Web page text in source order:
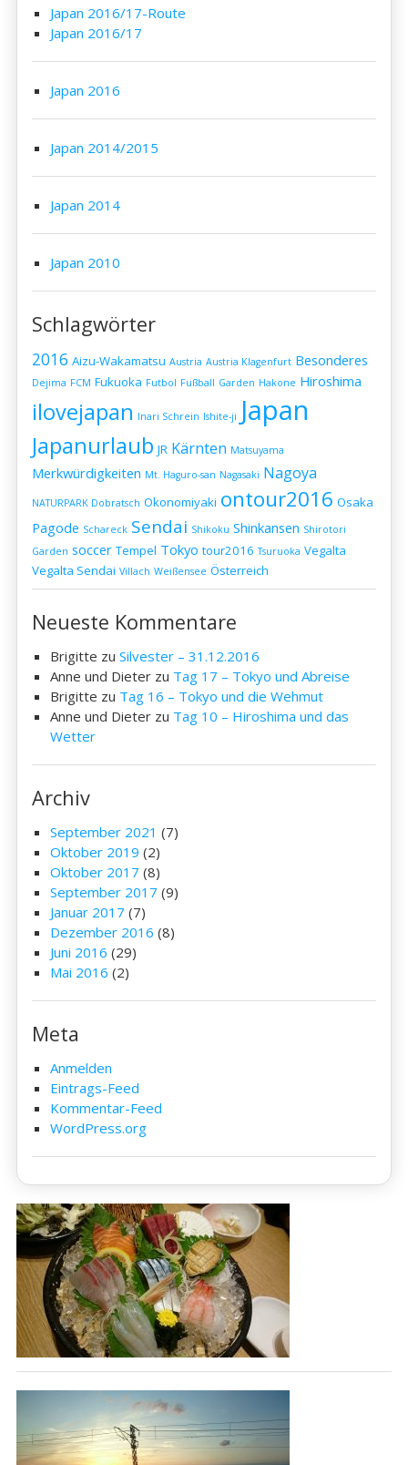
Japan 2016/17-Route
Japan 2016/17
Japan 2016
Japan 2014/2015
Japan 2014
Japan 2010
Schlagwörter
2016 Aizu-Wakamatsu Austria Austria Klagenfurt Besonderes
Dejima FCM Fukuoka Futbol Fußball Garden Hakone Hiroshima
ilovejapan Inari Schrein Ishite-ji Japan
Japanurlaub JR Kärnten Matsuyama
Merkwürdigkeiten Mt. Haguro-san Nagasaki Nagoya
NATURPARK Dobratsch Okonomiyaki ontour2016 Osaka
Pagode Schareck Sendai Shikoku Shinkansen Shirotori
Garden soccer Tempel Tokyo tour2016 Tsuruoka Vegalta
Vegalta Sendai Villach Weißensee Österreich
Neueste Kommentare
Brigitte zuSilvester – 31.12.2016
Anne und Dieter zu Tag 17 – Tokyo und Abreise
Brigitte zu Tag 16 – Tokyo und die Wehmut
Anne und Dieter zu Tag 10 – Hiroshima und das
Wetter
Archiv
September 2021 (7)
Oktober 2019 (2)
Oktober 2017 (8)
September 2017 (9)
Januar 2017 (7)
Dezember 2016 (8)
Juni 2016 (29)
Mai 2016 (2)
Meta
Anmelden
Eintrags-Feed
Kommentar-Feed
WordPress.org